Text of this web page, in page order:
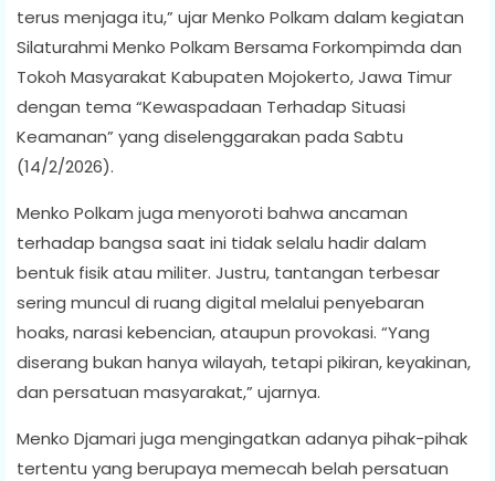
terus menjaga itu,” ujar Menko Polkam dalam kegiatan
Silaturahmi Menko Polkam Bersama Forkompimda dan
Tokoh Masyarakat Kabupaten Mojokerto, Jawa Timur
dengan tema “Kewaspadaan Terhadap Situasi
Keamanan” yang diselenggarakan pada Sabtu
(14/2/2026).
Menko Polkam juga menyoroti bahwa ancaman
terhadap bangsa saat ini tidak selalu hadir dalam
bentuk fisik atau militer. Justru, tantangan terbesar
sering muncul di ruang digital melalui penyebaran
hoaks, narasi kebencian, ataupun provokasi. “Yang
diserang bukan hanya wilayah, tetapi pikiran, keyakinan,
dan persatuan masyarakat,” ujarnya.
Menko Djamari juga mengingatkan adanya pihak-pihak
tertentu yang berupaya memecah belah persatuan